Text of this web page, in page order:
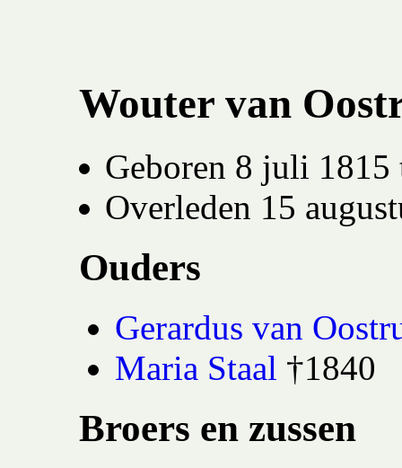
Wouter van
Geboren 8 juli 1815
Overleden 15
Ouders
Gerardus van
Maria Staal †1840
Broers en zussen